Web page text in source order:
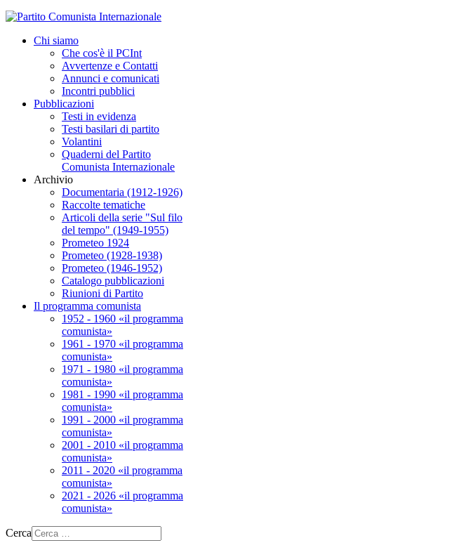
Chi siamo
Che cos'è il PCInt
Avvertenze e Contatti
Annunci e comunicati
Incontri pubblici
Pubblicazioni
Testi in evidenza
Testi basilari di partito
Volantini
Quaderni del Partito
Comunista Internazionale
Archivio
Documentaria (1912-1926)
Raccolte tematiche
Articoli della serie "Sul filo
del tempo" (1949-1955)
Prometeo 1924
Prometeo (1928-1938)
Prometeo (1946-1952)
Catalogo pubblicazioni
Riunioni di Partito
Il programma comunista
1952 - 1960 «il programma
comunista»
1961 - 1970 «il programma
comunista»
1971 - 1980 «il programma
comunista»
1981 - 1990 «il programma
comunista»
1991 - 2000 «il programma
comunista»
2001 - 2010 «il programma
comunista»
2011 - 2020 «il programma
comunista»
2021 - 2026 «il programma
comunista»
Cerca